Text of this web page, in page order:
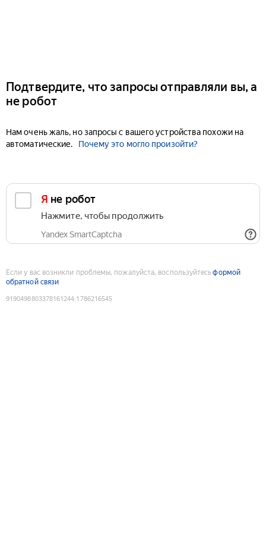
Подтвердите, что запросы отправляли вы, а
не робот
Нам очень жаль, но запросы с вашего устройства похожи на
автоматические.
Почему это могло произойти?
Я не робот
Нажмите, чтобы продолжить
Yandex SmartCaptcha
Если у вас возникли проблемы, пожалуйста, воспользуйтесьформой
обратной связи
9190498803378161244:1786216545